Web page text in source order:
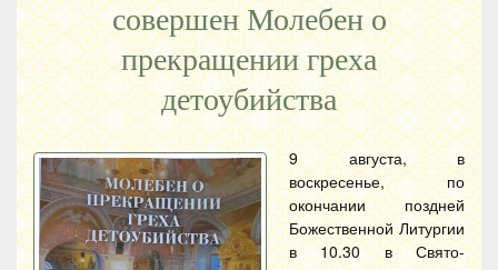
совершен Молебен о
прекращении греха
детоубийства
9 августа, в
воскресенье, по
окончании поздней
Божественной Литургии
в 10.30 в Свято-